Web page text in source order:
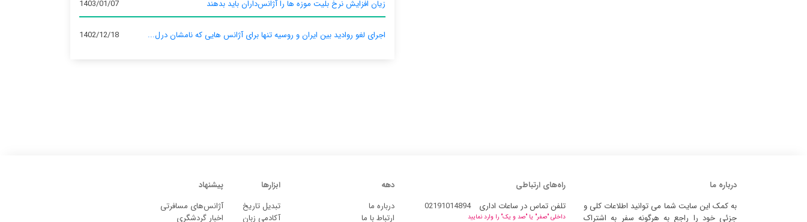
زیان افزایش نرخ بلیت موزه ها را آژانس‌داران باید بدهند 1403/01/07
اجرای لغو روادید بین ایران و روسیه تنها برای آژانس‌ هایی که نامشان درل... 1402/12/18
درباره ما
به کمک این سایت شما می توانید اطلاعات کلی و
جزئی خود را راجع به هرگونه سفر به اشتراک
راه‌های ارتباطی
تلفن تماس در ساعات اداری
02191014894
داخلی "صفر" یا "صد و یک" را وارد نمایید
دهه
درباره ما
ارتباط با ما
ابزارها
تبدیل تاریخ
آکادمی زبان
پیشنهاد
آژانس‌های مسافرتی
اخبار گردشگری